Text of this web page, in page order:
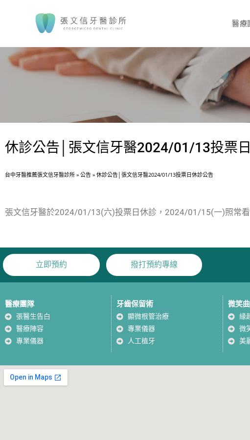
醫療
休診公告│張文信牙醫2024/01/13投票
台中牙醫推薦張文信牙醫診所 » 公告 » 休診公告│張文信牙醫2024/01/13投票日休診公告
張文信牙醫於2024/01/13(六)投票日休診，2024/01/15(一)照常看
立即預約 撥打預約專線
醫療團隊
張醫生告白
醫療陣容
專業儀器
牙齒保留術
顯微根管治療
專業儀器
人工植牙
微笑
緣
微
美